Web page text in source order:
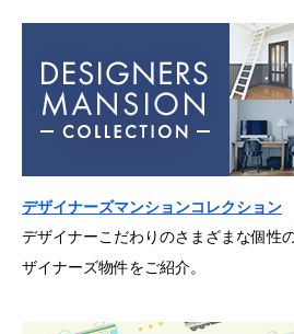
デザイナーズマンションコレクション
デザイナーこだわりのさまざまな個性
ザイナーズ物件をご紹介。